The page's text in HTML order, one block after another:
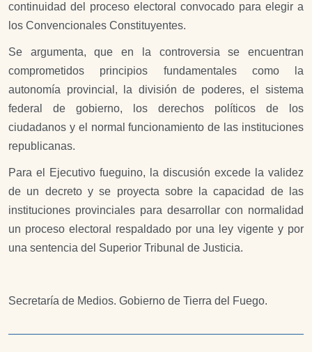
continuidad del proceso electoral convocado para elegir a
los Convencionales Constituyentes.
Se argumenta, que en la controversia se encuentran
comprometidos principios fundamentales como la
autonomía provincial, la división de poderes, el sistema
federal de gobierno, los derechos políticos de los
ciudadanos y el normal funcionamiento de las instituciones
republicanas.
Para el Ejecutivo fueguino, la discusión excede la validez
de un decreto y se proyecta sobre la capacidad de las
instituciones provinciales para desarrollar con normalidad
un proceso electoral respaldado por una ley vigente y por
una sentencia del Superior Tribunal de Justicia.
Secretaría de Medios. Gobierno de Tierra del Fuego.